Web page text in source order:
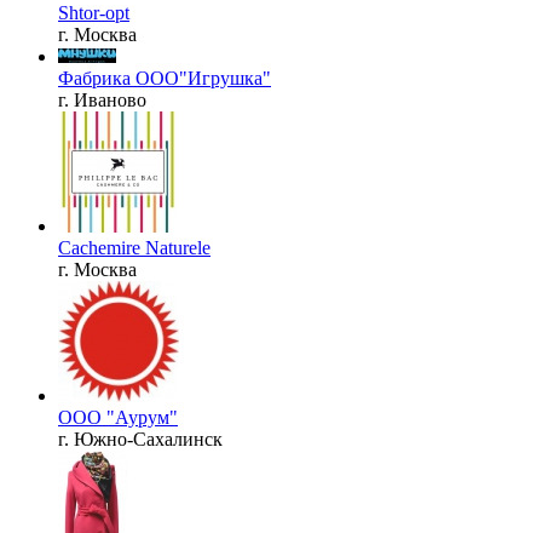
Shtor-opt
г. Москва
Фабрика ООО"Игрушка"
г. Иваново
Cachemire Naturele
г. Москва
ООО "Аурум"
г. Южно-Сахалинск